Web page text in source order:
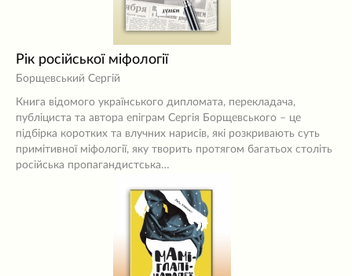
Рік російської міфології
Борщевський Сергій
Книга відомого українського дипломата, перекладача,
публіциста та автора епіграм Сергія Борщевського – це
підбірка коротких та влучних нарисів, які розкривають суть
примітивної міфології, яку творить протягом багатьох століть
російська пропагандистська…